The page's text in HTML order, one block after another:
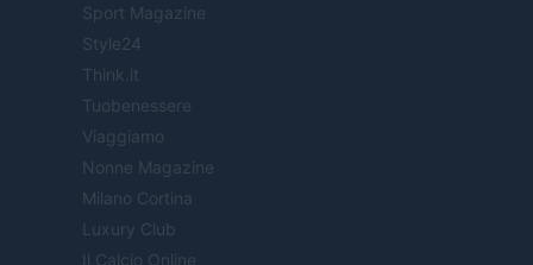
Sport Magazine
Style24
Think.it
Tuobenessere
Viaggiamo
Nonne Magazine
Milano Cortina
Luxury Club
Il Calcio Online